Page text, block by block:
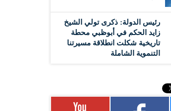
رئيس الدولة: ذكرى تولي الشيخ
زايد الحكم في أبوظبي محطة
تاريخية شكلت انطلاقة مسيرتنا
التنموية الشاملة